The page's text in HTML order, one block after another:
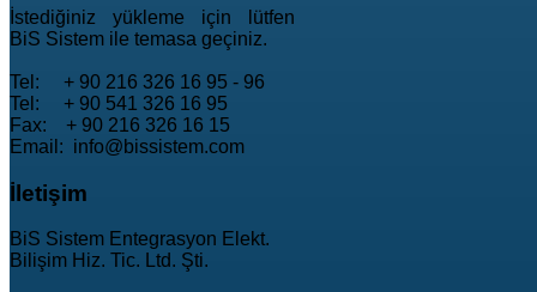
İstediğiniz yükleme için lütfen
BiS Sistem ile temasa geçiniz.
Tel: + 90 216 326 16 95 - 96
Tel: + 90 541 326 16 95
Fax: + 90 216 326 16 15
Email: info@bissistem.com
İletişim
BiS Sistem Entegrasyon Elekt.
Bilişim Hiz. Tic. Ltd. Şti.